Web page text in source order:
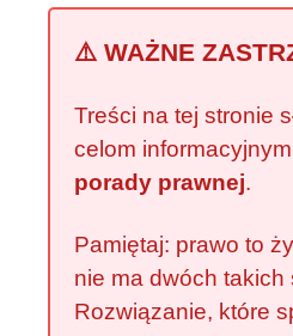
⚠️ WAŻNE
Treści na tej stronie
celom
porady prawnej.
Pamiętaj: prawo to
nie ma dwóch takich
Rozwiązanie, które